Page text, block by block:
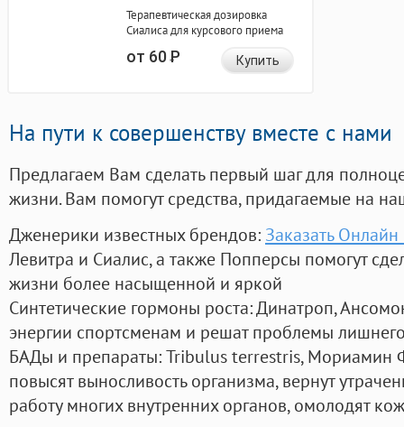
Терапевтическая дозировка
Сиалиса для курсового приема
от 60Р Купить
На пути к совершенству вместе с нами
Предлагаем Вам сделать первый шаг для
жизни. Вам помогут средства, придагаемые на
Дженерики известных брендов: Заказать
Левитра и Сиалис, а также Попперсы помогут
жизни более насыщенной и яркой
Синтетические гормоны роста: Динатроп,
энергии спортсменам и решат проблемы
БАДы и препараты:Tribulus terrestris, Мориамин
повысят выносливость организма, вернут
работу многих внутренних органов, омолодят